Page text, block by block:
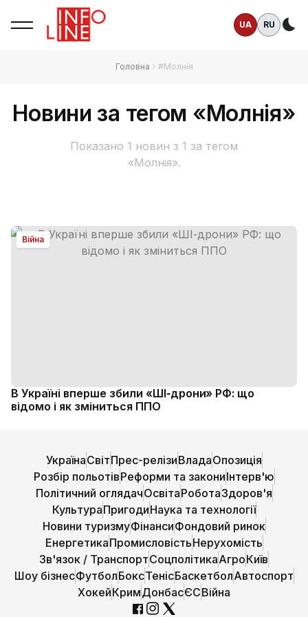
UA RU
Головна #Молнія
Новини за тегом «Молнія»
Показано 1 новин з 1 за тегом
«Молнія».
Війна
В Україні вперше збили «ШІ‑дрони» РФ: що
відомо і як зміниться ППО
УкраїнаСвітПрес-релізиВладаОпозиція
Розбір польотівРеформи та закониІнтерв'ю
Політичний оглядачОсвітаРоботаЗдоров'я
КультураПригодиНаука та технології
Новини туризмуФінансиФондовий ринок
ЕнергетикаПромисловістьНерухомість
Зв'язок / ТранспортСоцполітикаАгроКиїв
Шоу бізнесФутболБоксТенісБаскетболАвтоспорт
ХокейКримДонбасЄСВійна